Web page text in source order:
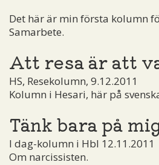
Det här är min första kolumn
Samarbete.
Att resa är att
HS, Resekolumn, 9.12.2011
Kolumn i Hesari, här på
Tänk bara på
I dag-kolumn i Hbl 12.11.2011
Om narcissisten.